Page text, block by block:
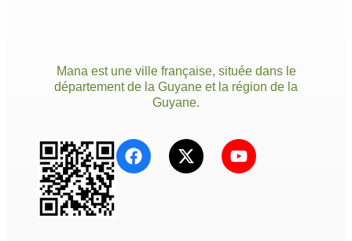
Mana est une ville française, située dans le
département de la Guyane et la région de la
Guyane.